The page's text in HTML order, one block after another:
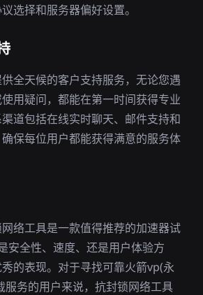
选择和服务器偏好设置。
全天候的客户支持服务，无论您遇
用疑问，都能在第一时间获得专业
道包括在线实时聊天、邮件支持和
保每位用户都能获得满意的服务体
络工具是一款值得推荐的加速器试
安全性、速度、还是用户体验方
的表现。对于寻找可靠火箭vp(永
服务的用户来说，抗封锁网络工具